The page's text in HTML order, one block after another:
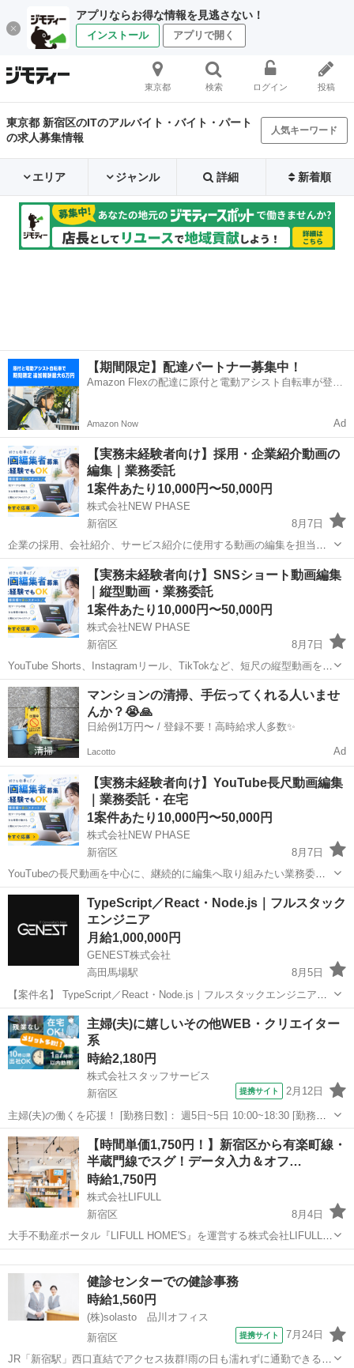
アプリならお得な情報を見逃さない！
インストール アプリで開く
東京都 検索 ログイン 投稿
東京都 新宿区のITのアルバイト・バイト・パート
の求人募集情報
人気キーワード
エリア ジャンル 詳細 新着順
【期間限定】配達パートナー募集中！
Amazon Flexの配達に原付と電動アシスト自転車が登
Amazon Now Ad
【実務未経験者向け】採用・企業紹介動画の
編集｜業務委託
1案件あたり10,000円〜50,000円
株式会社NEW PHASE
新宿区
8月7日
企業の採用、会社紹介、サービス紹介に使用する動画の編集を担当す
る業務委託パートナーを募集します。 本募集は、動画編集を仕事とし
て受託した経験がない「実務未経験者向け」です。派手さよりも、情
報を正確に整理し、企業の魅力を...
東京 新宿区 その他 動画編集
【実務未経験者向け】SNSショート動画編集
｜縦型動画・業務委託
1案件あたり10,000円〜50,000円
株式会社NEW PHASE
新宿区
8月7日
YouTube Shorts、Instagramリール、TikTokなど、短尺の縦型動画を編
集する業務委託パートナーを募集します。 本募集は、動画編集の受託
経験がない「実務未経験者向け」です。短い動画でテンポや見せ方
を...
東京 新宿区 動画編集
マンションの清掃、手伝ってくれる人いませ
んか？😭🙏
日給例1万円〜 / 登録不要！高時給求人多数✨
Lacotto Ad
【実務未経験者向け】YouTube長尺動画編集
｜業務委託・在宅
1案件あたり10,000円〜50,000円
株式会社NEW PHASE
新宿区
8月7日
YouTubeの長尺動画を中心に、継続的に編集へ取り組みたい業務委託
パートナーを募集します。 本募集は、動画編集を仕事として受託した
経験がない「実務未経験者向け」の求人です。独学中の方や、基本操
作を学んだものの実案件の...
東京 新宿区
TypeScript／React・Node.js｜フルスタック
エンジニア
月給1,000,000円
GENEST株式会社
高田馬場駅
8月5日
【案件名】 TypeScript／React・Node.js｜フルスタックエンジニア
（テックリード） 【業務内容】 ・AIを活用したWebサービス開発プロ
ジェクトにて、フルスタックエンジニア兼テックリードとしてご参...
東京 新宿区 高田馬場駅 エンジニア
主婦(夫)に嬉しいその他WEB・クリエイター
系
時給2,180円
株式会社スタッフサービス
新宿区
提携サイト 2月12日
主婦(夫)の働くを応援！ [勤務日数]： 週5日~5日 10:00~18:30 [勤務
地・最寄駅]： 東京都新宿区 株式会社スタッフサービス エンジニア
リング事業本部 市ケ谷駅徒歩7分 [職種名]：その他WEB・クリ...
東京 新宿区 Webデザイナー
【時間単価1,750円！】新宿区から有楽町線・
半蔵門線でスグ！データ入力＆オフ…
時給1,750円
株式会社LIFULL
新宿区
8月4日
大手不動産ポータル『LIFULL HOME'S』を運営する株式会社LIFULLの
プロジェクト募集です。 千代田区（半蔵門線・有楽町線沿線）の綺麗
で広いオフィスで、PCスキルを活かして働きませんか？ 市ヶ谷・飯田
橋・江戸川...
健診センターでの健診事務
時給1,560円
(株)solasto 品川オフィス
新宿区
提携サイト 7月24日
JR「新宿駅」西口直結でアクセス抜群!雨の日も濡れずに通勤できるキ